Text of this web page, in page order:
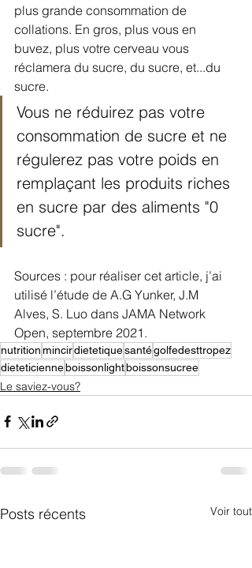
plus grande consommation de
collations. En gros, plus vous en
buvez, plus votre cerveau vous
réclamera du sucre, du sucre, et...du
sucre.
Vous ne réduirez pas votre
consommation de sucre et ne
régulerez pas votre poids en
remplaçant les produits riches
en sucre par des aliments "0
sucre".
Sources : pour réaliser cet article, j’ai
utilisé l’étude de A.G Yunker, J.M
Alves, S. Luo dans JAMA Network
Open, septembre 2021.
nutrition mincirdietetiquesantégolfedesttropez
dieteticienneboissonlightboissonsucree
Le saviez-vous?
Posts récents Voir tout